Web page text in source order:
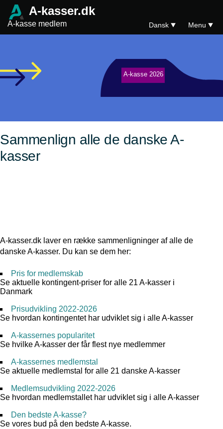
A-kasser.dk
A-kasse medlem Dansk Menu
A-kasse 2026
Sammenlign alle de danske A-
kasser
A-kasser.dk laver en række sammenligninger af alle de
danske A-kasser. Du kan se dem her:
Pris for medlemskab
Se aktuelle kontingent-priser for alle 21 A-kasser i
Danmark
Prisudvikling 2022-2026
Se hvordan kontingentet har udviklet sig i alle A-kasser
A-kassernes popularitet
Se hvilke A-kasser der får flest nye medlemmer
A-kassernes medlemstal
Se aktuelle medlemstal for alle 21 danske A-kasser
Medlemsudvikling 2022-2026
Se hvordan medlemstallet har udviklet sig i alle A-kasser
Den bedste A-kasse?
Se vores bud på den bedste A-kasse.